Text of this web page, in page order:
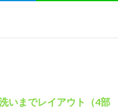
いまでレイアウト（4部